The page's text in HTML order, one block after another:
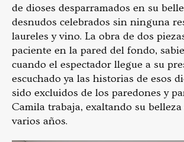
de dioses desparramados en su
desnudos celebrados sin ninguna
laureles y vino. La obra de dos
paciente en la pared del fondo,
cuando el espectador llegue a su
escuchado ya las historias de esos
sido excluidos de los paredones y
Camila trabaja, exaltando su belleza
varios años.